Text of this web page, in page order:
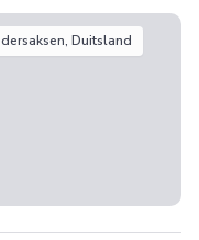
Duitsland